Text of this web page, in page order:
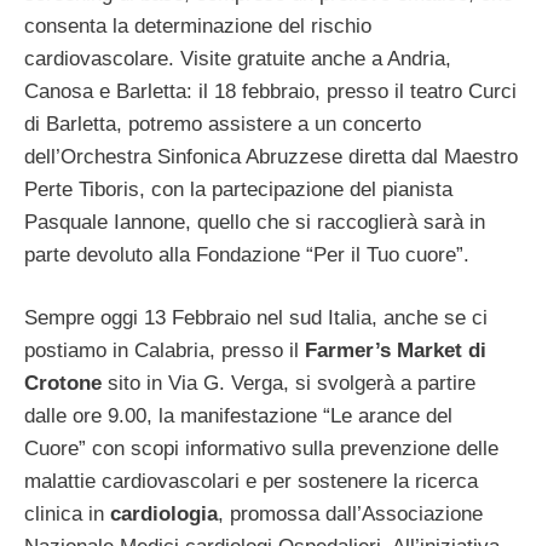
consenta la determinazione del rischio
cardiovascolare. Visite gratuite anche a Andria,
Canosa e Barletta: il 18 febbraio, presso il teatro Curci
di Barletta, potremo assistere a un concerto
dell’Orchestra Sinfonica Abruzzese diretta dal Maestro
Perte Tiboris, con la partecipazione del pianista
Pasquale Iannone, quello che si raccoglierà sarà in
parte devoluto alla Fondazione “Per il Tuo cuore”.
Sempre oggi 13 Febbraio nel sud Italia, anche se ci
postiamo in Calabria, presso il Farmer’s Market di
Crotone sito in Via G. Verga, si svolgerà a partire
dalle ore 9.00, la manifestazione “Le arance del
Cuore” con scopi informativo sulla prevenzione delle
malattie cardiovascolari e per sostenere la ricerca
clinica in cardiologia, promossa dall’Associazione